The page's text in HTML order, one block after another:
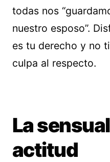
todas nos
nuestro esposo”.
es tu derecho y no
culpa al respecto.
La
actitud